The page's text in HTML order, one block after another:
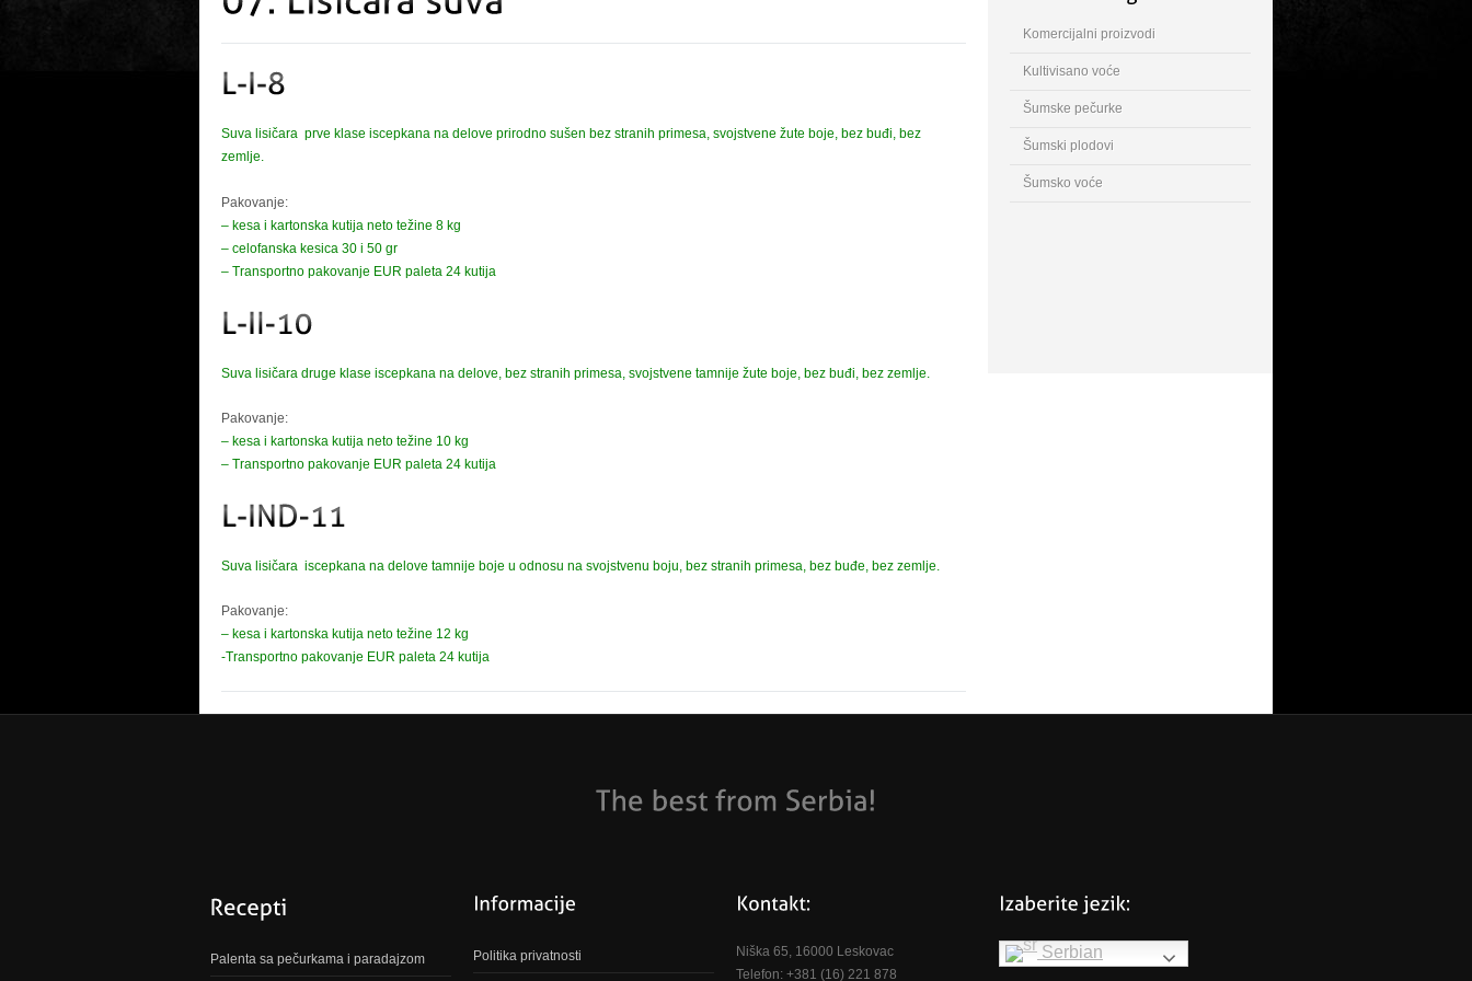
Suva lisičara prve klase iscepkana na delove prirodno sušen bez stranih primesa, svojstvene žute boje, bez buđi, bez
zemlje.
Pakovanje:
– kesa i kartonska kutija neto težine 8 kg
– celofanska kesica 30 i 50 gr
– Transportno pakovanje EUR paleta 24 kutija
Suva lisičara druge klase iscepkana na delove, bez stranih primesa, svojstvene tamnije žute boje, bez buđi, bez zemlje.
Pakovanje:
– kesa i kartonska kutija neto težine 10 kg
– Transportno pakovanje EUR paleta 24 kutija
Suva lisičara iscepkana na delove tamnije boje u odnosu na svojstvenu boju, bez stranih primesa, bez buđe, bez zemlje.
Pakovanje:
– kesa i kartonska kutija neto težine 12 kg
-Transportno pakovanje EUR paleta 24 kutija
Komercijalni proizvodi
Kultivisano voće
Šumske pečurke
Šumski plodovi
Šumsko voće
Palenta sa pečurkama i paradajzom Politika privatnosti
Niška 65, 16000 Leskovac
Telefon: +381 (16) 221 878
Serbian